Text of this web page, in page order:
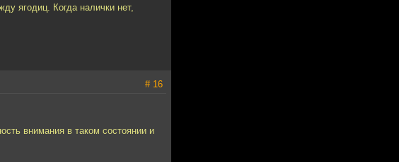
ягодиц. Когда налички нет,
# 16
внимания в таком состоянии и